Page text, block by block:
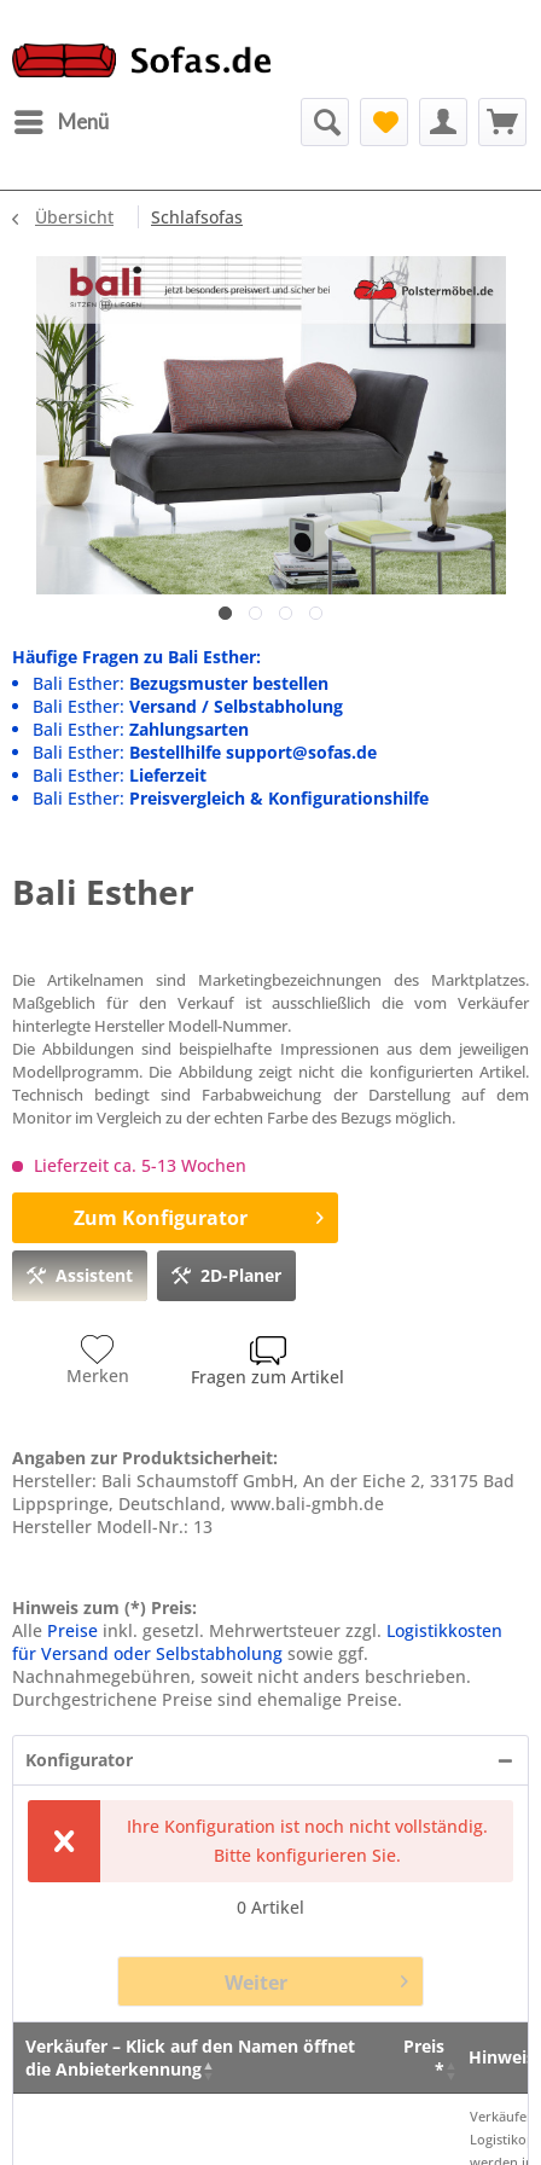
Menü
Übersicht Schlafsofas
Häufige Fragen zu Bali Esther:
Bali Esther: Bezugsmuster bestellen
Bali Esther: Versand / Selbstabholung
Bali Esther: Zahlungsarten
Bali Esther: Bestellhilfe support@sofas.de
Bali Esther: Lieferzeit
Bali Esther: Preisvergleich & Konfigurationshilfe
Bali Esther
Die Artikelnamen sind Marketingbezeichnungen des Marktplatzes.
Maßgeblich für den Verkauf ist ausschließlich die vom Verkäufer
hinterlegte Hersteller Modell-Nummer.
Die Abbildungen sind beispielhafte Impressionen aus dem jeweiligen
Modellprogramm. Die Abbildung zeigt nicht die konfigurierten Artikel.
Technisch bedingt sind Farbabweichung der Darstellung auf dem
Monitor im Vergleich zu der echten Farbe des Bezugs möglich.
Lieferzeit ca. 5-13 Wochen
Zum Konfigurator
Assistent 2D-Planer
Merken Fragen zum Artikel
Angaben zur Produktsicherheit:
Hersteller: Bali Schaumstoff GmbH, An der Eiche 2, 33175 Bad
Lippspringe, Deutschland, www.bali-gmbh.de
Hersteller Modell-Nr.: 13
Hinweis zum (*) Preis:
Alle Preise inkl. gesetzl. Mehrwertsteuer zzgl. Logistikkosten
für Versand oder Selbstabholung sowie ggf.
Nachnahmegebühren, soweit nicht anders beschrieben.
Durchgestrichene Preise sind ehemalige Preise.
Konfigurator
Ihre Konfiguration ist noch nicht vollständig.
Bitte konfigurieren Sie.
0 Artikel
Weiter
Verkäufer – Klick auf den Namen öffnet
die Anbieterkennung
Preis
*
Hinweis
Verkäufer